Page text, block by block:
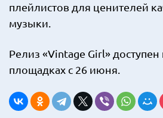
плейлистов для ценителей
музыки.
Релиз «Vintage Girl»
площадках с 26 июня.